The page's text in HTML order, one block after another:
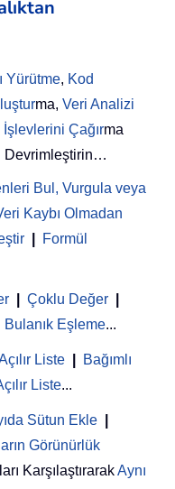
Yürütme, Kod
ma, Veri Analizi
İşlevlerini Çağırma
Devrimleştirin…
Bul, Vurgula veya
Kaybı Olmadan
Formül
Çoklu Değer
Bulanık Eşleme...
Liste
Bağımlı
Liste...
Sütun Ekle
Görünürlük
KarşılaştırarakAynı